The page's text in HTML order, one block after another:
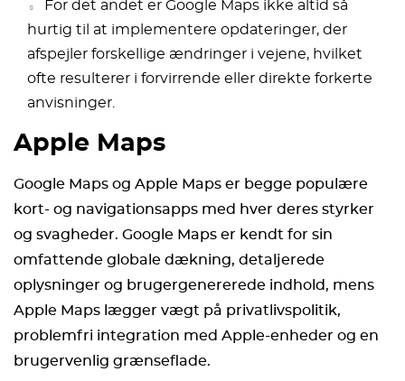
For det andet er Google Maps ikke altid så
hurtig til at implementere opdateringer, der
afspejler forskellige ændringer i vejene, hvilket
ofte resulterer i forvirrende eller direkte forkerte
anvisninger.
Apple Maps
Google Maps og Apple Maps er begge populære
kort- og navigationsapps med hver deres styrker
og svagheder. Google Maps er kendt for sin
omfattende globale dækning, detaljerede
oplysninger og brugergenererede indhold, mens
Apple Maps lægger vægt på privatlivspolitik,
problemfri integration med Apple-enheder og en
brugervenlig grænseflade.